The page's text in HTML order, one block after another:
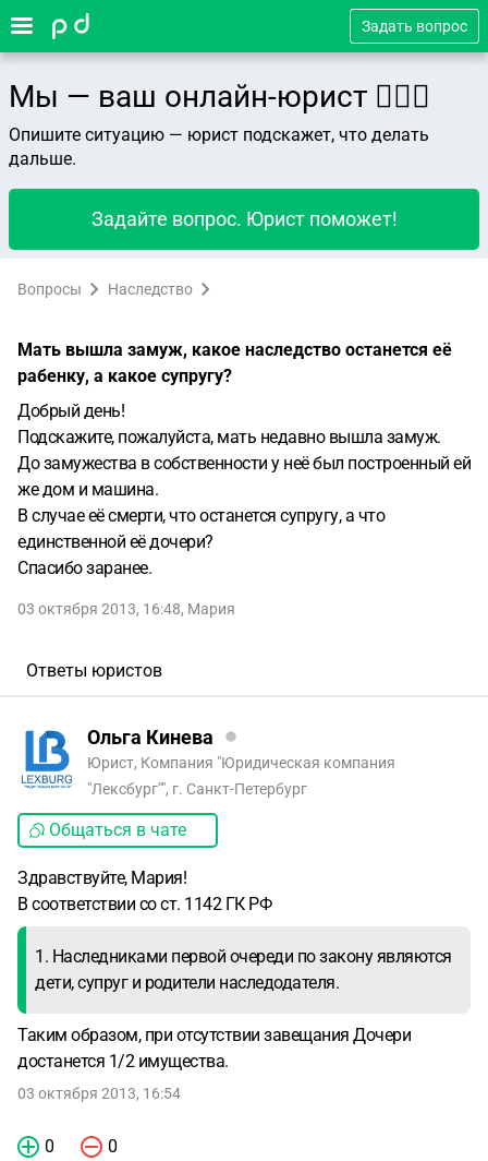
Задать вопрос
Мы — ваш онлайн-юрист 👨🏻‍⚖️
Опишите ситуацию — юрист подскажет, что делать
дальше.
Задайте вопрос. Юрист поможет!
Вопросы Наследство
Мать вышла замуж, какое наследство останется её
рабенку, а какое супругу?
Добрый день!
Подскажите, пожалуйста, мать недавно вышла замуж.
До замужества в собственности у неё был построенный ей
же дом и машина.
В случае её смерти, что останется супругу, а что
единственной её дочери?
Спасибо заранее.
03 октября 2013, 16:48, Мария
Ответы юристов
Ольга Кинева
Юрист, Компания "Юридическая компания
"Лексбург"", г. Санкт-Петербург
Общаться в чате
Здравствуйте, Мария!
В соответствии со ст. 1142 ГК РФ
1. Наследниками первой очереди по закону являются
дети, супруг и родители наследодателя.
Таким образом, при отсутствии завещания Дочери
достанется 1/2 имущества.
03 октября 2013, 16:54
0 0